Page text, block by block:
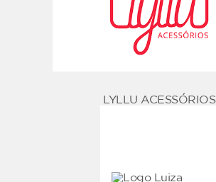
LYLLU ACESSÓRIOS